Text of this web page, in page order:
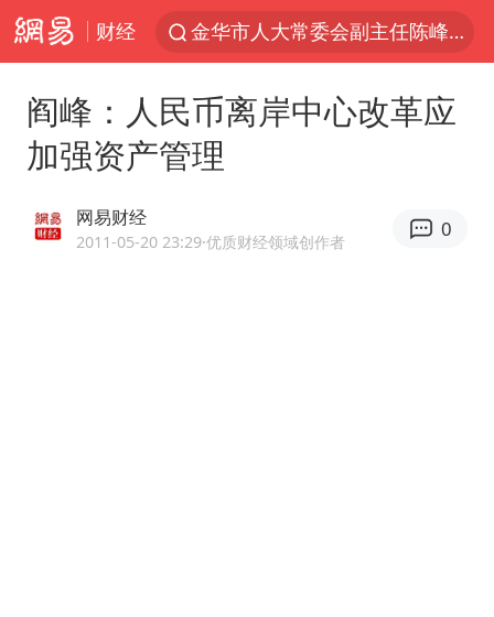
财经
金华市人大常委会副主任陈峰齐被查
向鹏0-3不敌张本智和
泉州市委书记张毅恭被查
阎峰：人民币离岸中心改革应
加强资产管理
网易财经
2011-05-20 23:29·优质财经领域创作者
0